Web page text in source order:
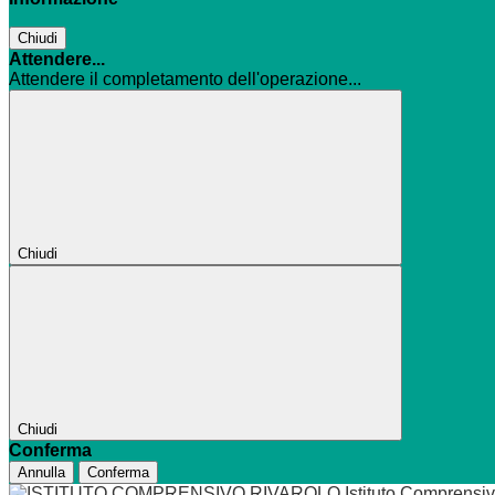
Chiudi
Attendere...
Attendere il completamento dell'operazione...
Chiudi
Chiudi
Conferma
Annulla Conferma